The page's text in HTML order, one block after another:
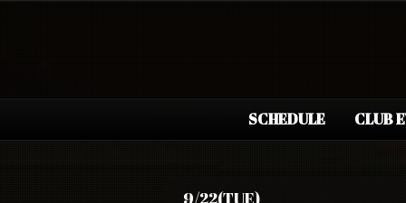
SCHEDULE CLUB
9/22(TUE)